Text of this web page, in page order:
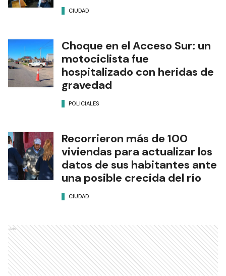
CIUDAD
Choque en el Acceso Sur: un
motociclista fue
hospitalizado con heridas de
gravedad
POLICIALES
Recorrieron más de 100
viviendas para actualizar los
datos de sus habitantes ante
una posible crecida del río
CIUDAD
Ads